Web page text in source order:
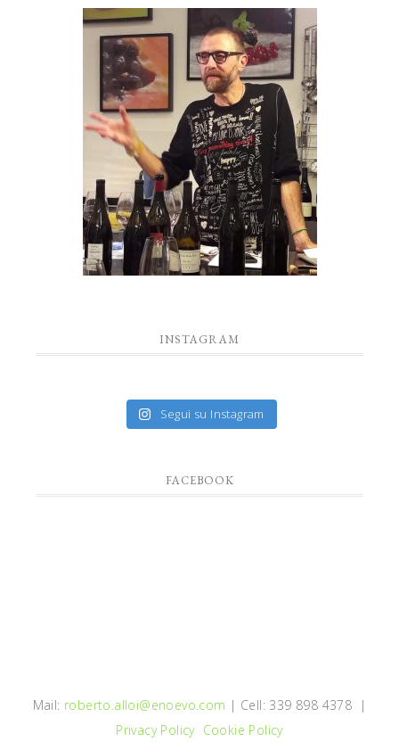
INSTAGRAM
Segui su Instagram
FACEBOOK
Mail: roberto.alloi@enoevo.com | Cell: 339 898 4378 |
Privacy Policy Cookie Policy